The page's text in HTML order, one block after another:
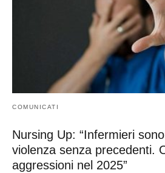
COMUNICATI
Nursing Up: “Infermieri
violenza senza precedenti.
aggressioni nel 2025”